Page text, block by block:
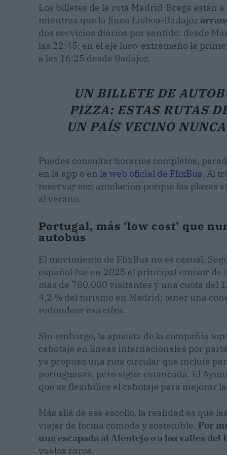
Los billetes de la ruta Madrid-Braga están a
mientras que la línea Lisboa-Badajoz
dos servicios diarios por sentido: desde
las 22:45; en el eje luso-extremeño la
a las 16:25 desde Badajoz.
UN BILLETE DE
PIZZA: ESTAS RUTAS
UN PAÍS VECINO
Puedes consultar horarios completos,
en la app o en la web oficial de FlixBus. Al
reservar con antelación porque las plazas
al verano.
Portugal, más ‘low cost’ que
autobús
El movimiento de FlixBus no es casual.
español fue en 2025 el principal emisor
más de 780.000 visitantes y una cuota del
4,2 % del turismo en Madrid; tener una
redondear esa cifra.
Sin embargo, la apuesta de la compañía
cabotaje en líneas internacionales por
ya propuso una ruta circular que incluía
portuguesas, pero sigue estancada. El
que se flexibilice el cabotaje para mejorar
Más allá de ese escollo, la realidad es que
viajar de forma cómoda y sostenible. Por
una escapada al Alentejo o a los valles del
vuelos caros.